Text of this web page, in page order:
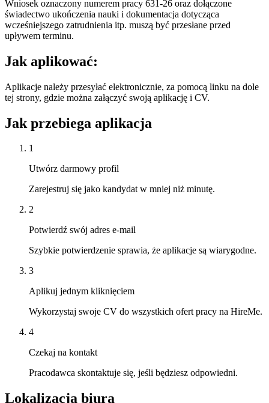
Wniosek oznaczony numerem pracy 631-26 oraz dołączone
świadectwo ukończenia nauki i dokumentacja dotycząca
wcześniejszego zatrudnienia itp. muszą być przesłane przed
upływem terminu.
Jak aplikować:
Aplikacje należy przesyłać elektronicznie, za pomocą linku na dole
tej strony, gdzie można załączyć swoją aplikację i CV.
Jak przebiega aplikacja
1
Utwórz darmowy profil
Zarejestruj się jako kandydat w mniej niż minutę.
2
Potwierdź swój adres e-mail
Szybkie potwierdzenie sprawia, że aplikacje są wiarygodne.
3
Aplikuj jednym kliknięciem
Wykorzystaj swoje CV do wszystkich ofert pracy na HireMe.
4
Czekaj na kontakt
Pracodawca skontaktuje się, jeśli będziesz odpowiedni.
Lokalizacja biura